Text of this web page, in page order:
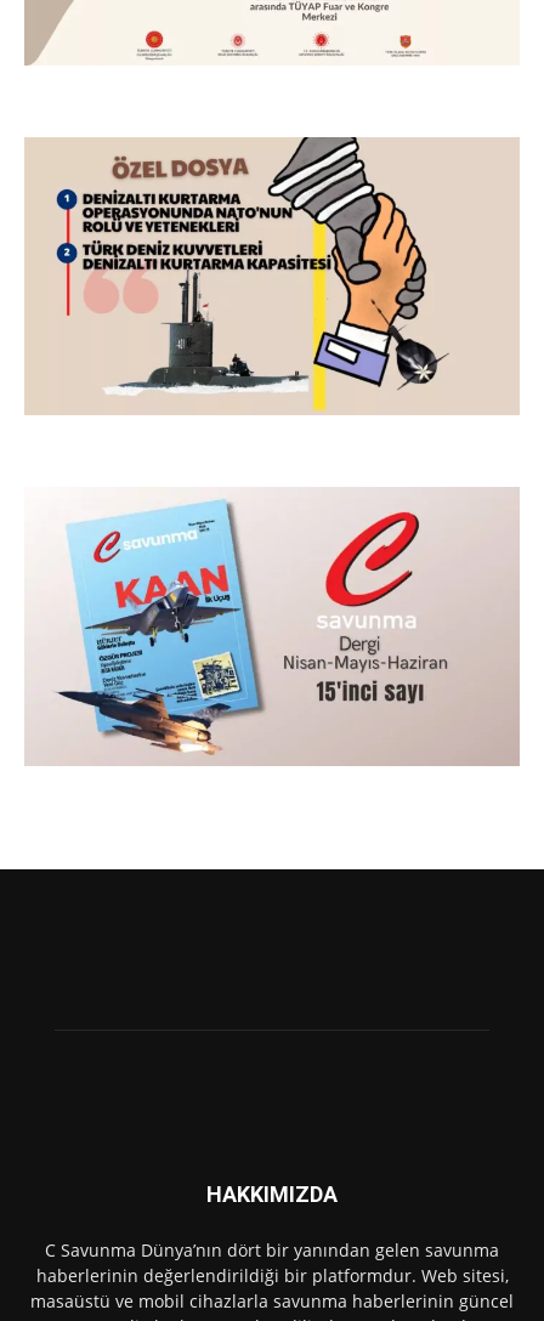
HAKKIMIZDA
C Savunma Dünya’nın dört bir yanından gelen savunma
haberlerinin değerlendirildiği bir platformdur. Web sitesi,
masaüstü ve mobil cihazlarla savunma haberlerinin güncel